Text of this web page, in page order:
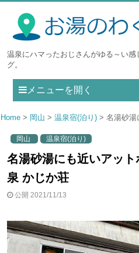
温泉にハマったおじさんがゆる～い
グ。
メニューを開く
Home 岡山 温泉宿(泊り) 名湯砂湯に
岡山 温泉宿(泊り)
名湯砂湯にも近いアッ
泉 かじか荘
公開 2021/11/13